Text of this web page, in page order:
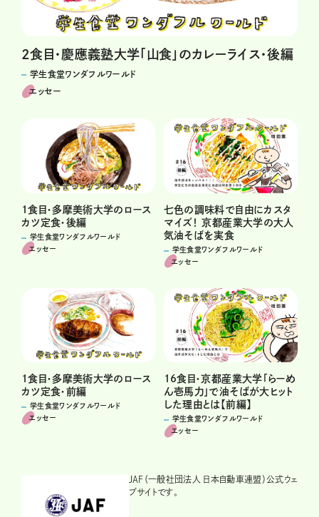
2食目・慶應義塾大学「山食」のカレーライス・後編
学生食堂ワンダフルワールド
エッセー
1食目・多摩美術大学のロース
カツ定食・後編
学生食堂ワンダフルワールド
エッセー
七色の調味料で自由にカスタ
マイズ！ 京都産業大学の大人
気油そばを実食
学生食堂ワンダフルワールド
エッセー
1食目・多摩美術大学のロース
カツ定食・前編
学生食堂ワンダフルワールド
エッセー
16食目・京都産業大学「らーめ
ん壱馬力」で油そばが大ヒット
した理由とは【前編】
学生食堂ワンダフルワールド
エッセー
JAF（一般社団法人 日本自動車連盟）公式ウェ
ブサイトです。